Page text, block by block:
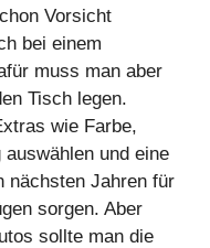
Vorsicht
bei einem
muss man aber
Tisch legen.
wie Farbe,
und eine
nächsten Jahren für
sorgen. Aber
sollte man die